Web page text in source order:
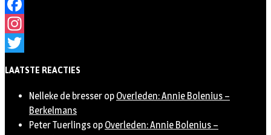
Facebook
Instagram
LAATSTE REACTIES
Nelleke de bresser op Overleden: Annie Bolenius –
Berkelmans
Peter Tuerlings op Overleden: Annie Bolenius –